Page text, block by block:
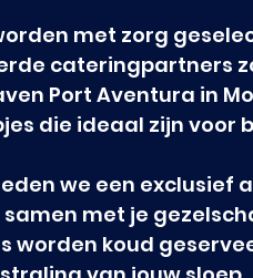
met zorg
cateringpartners
Port Aventura in
die ideaal zijn voor
we een exclusief
met je
worden koud